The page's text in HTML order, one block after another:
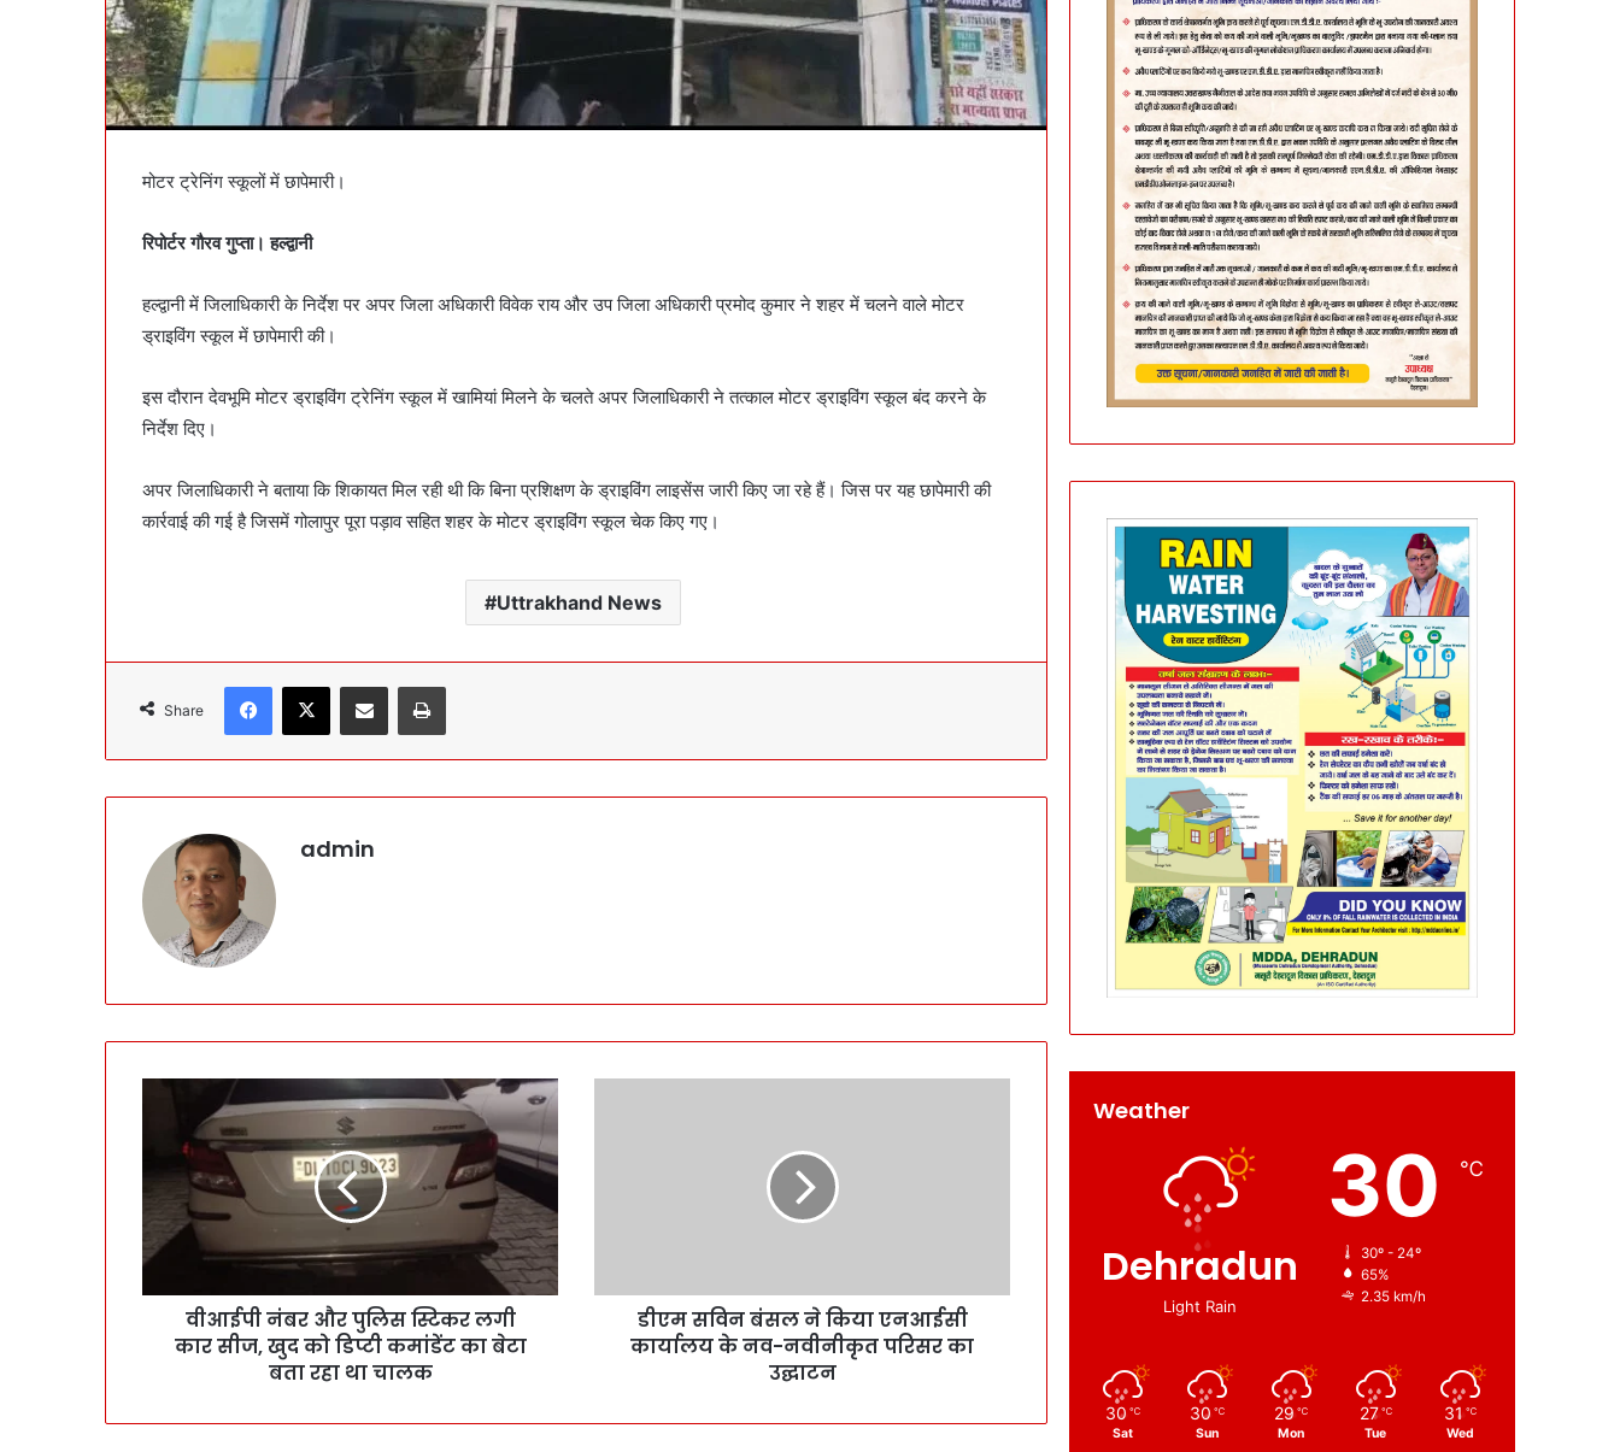
मोटर ट्रेनिंग स्कूलों में छापेमारी।
रिपोर्टर गौरव गुप्ता। हल्द्वानी
हल्द्वानी में जिलाधिकारी के निर्देश पर अपर जिला अधिकारी विवेक राय और उप जिला अधिकारी प्रमोद कुमार ने शहर में चलने वाले मोटर
ड्राइविंग स्कूल में छापेमारी की।
इस दौरान देवभूमि मोटर ड्राइविंग ट्रेनिंग स्कूल में खामियां मिलने के चलते अपर जिलाधिकारी ने तत्काल मोटर ड्राइविंग स्कूल बंद करने के
निर्देश दिए।
अपर जिलाधिकारी ने बताया कि शिकायत मिल रही थी कि बिना प्रशिक्षण के ड्राइविंग लाइसेंस जारी किए जा रहे हैं। जिस पर यह छापेमारी की
कार्रवाई की गई है जिसमें गोलापुर पूरा पड़ाव सहित शहर के मोटर ड्राइविंग स्कूल चेक किए गए।
Uttrakhand News
Share
admin
वीआईपी नंबर और पुलिस स्टिकर लगी
कार सीज, खुद को डिप्टी कमांडेंट का बेटा
बता रहा था चालक
डीएम सविन बंसल ने किया एनआईसी
कार्यालय के नव-नवीनीकृत परिसर का
उद्घाटन
Weather
Dehradun
Light Rain
30 ℃
30º - 24º
65%
2.35 km/h
30 ℃
Sat
30 ℃
Sun
29 ℃
Mon
27 ℃
Tue
31 ℃
Wed